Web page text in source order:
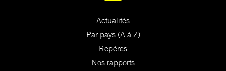
Actualités
Par pays (A à Z)
Repères
Nos rapports